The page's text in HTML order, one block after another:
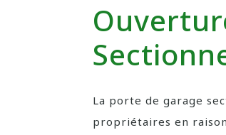
La porte de garage
propriétaires en